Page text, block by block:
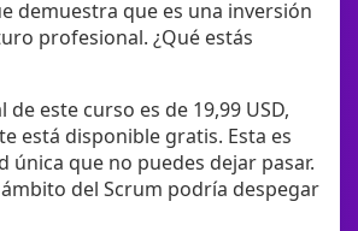
demuestra que es una inversión
profesional. ¿Qué estás
este curso es de 19,99 USD,
está disponible gratis. Esta es
única que no puedes dejar pasar.
del Scrum podría despegar